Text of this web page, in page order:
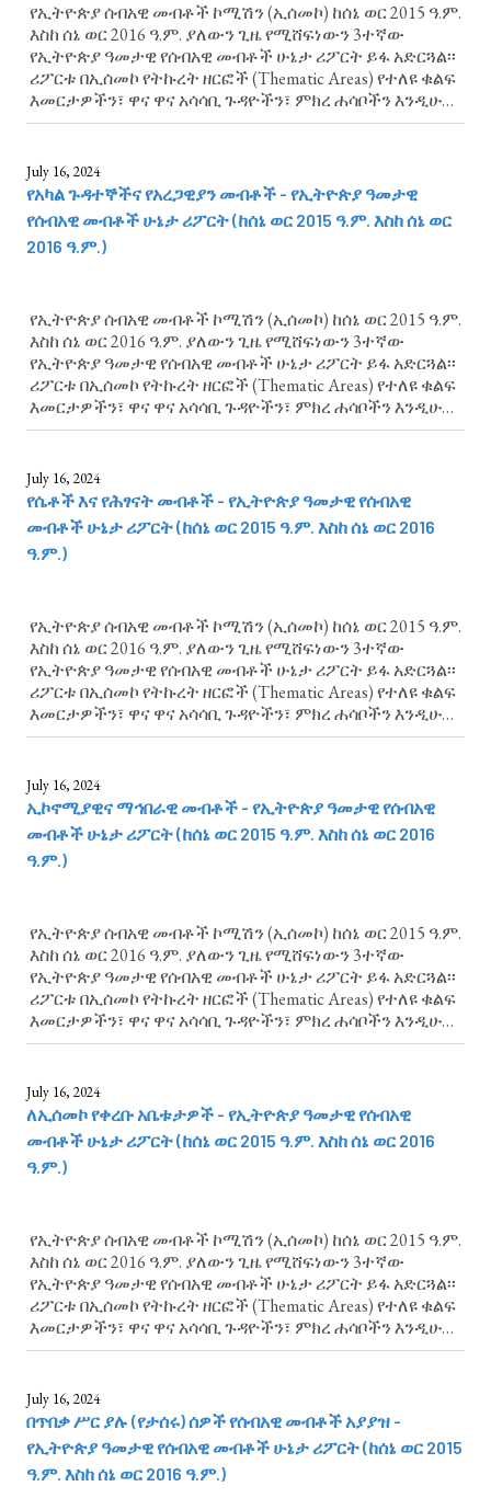
የኢትዮጵያ ሰብአዊ መብቶች ኮሚሽን (ኢሰመኮ) ከሰኔ ወር 2015 ዓ.ም.
እስከ ሰኔ ወር 2016 ዓ.ም. ያለውን ጊዜ የሚሸፍነውን 3ተኛው
የኢትዮጵያ ዓመታዊ የሰብአዊ መብቶች ሁኔታ ሪፖርት ይፋ አድርጓል፡፡
ሪፖርቱ በኢሰመኮ የትኩረት ዘርፎች (Thematic Areas) የተለዩ ቁልፍ
እመርታዎችን፣ ዋና ዋና አሳሳቢ ጉዳዮችን፣ ምክረ ሐሳቦችን እንዲሁም
ልዩ ትኩረት የሚሹ የሰብአዊ መብቶች ጉዳዮች አካትቷል።
July 16, 2024
የአካል ጉዳተኞችና የአረጋዊያን መብቶች - የኢትዮጵያ ዓመታዊ
የሰብአዊ መብቶች ሁኔታ ሪፖርት (ከሰኔ ወር 2015 ዓ.ም. እስከ ሰኔ ወር
2016 ዓ.ም.)
የኢትዮጵያ ሰብአዊ መብቶች ኮሚሽን (ኢሰመኮ) ከሰኔ ወር 2015 ዓ.ም.
እስከ ሰኔ ወር 2016 ዓ.ም. ያለውን ጊዜ የሚሸፍነውን 3ተኛው
የኢትዮጵያ ዓመታዊ የሰብአዊ መብቶች ሁኔታ ሪፖርት ይፋ አድርጓል፡፡
ሪፖርቱ በኢሰመኮ የትኩረት ዘርፎች (Thematic Areas) የተለዩ ቁልፍ
እመርታዎችን፣ ዋና ዋና አሳሳቢ ጉዳዮችን፣ ምክረ ሐሳቦችን እንዲሁም
ልዩ ትኩረት የሚሹ የሰብአዊ መብቶች ጉዳዮች አካትቷል። የአካል
July 16, 2024
የሴቶች እና የሕፃናት መብቶች - የኢትዮጵያ ዓመታዊ የሰብአዊ
መብቶች ሁኔታ ሪፖርት (ከሰኔ ወር 2015 ዓ.ም. እስከ ሰኔ ወር 2016
ዓ.ም.)
የኢትዮጵያ ሰብአዊ መብቶች ኮሚሽን (ኢሰመኮ) ከሰኔ ወር 2015 ዓ.ም.
እስከ ሰኔ ወር 2016 ዓ.ም. ያለውን ጊዜ የሚሸፍነውን 3ተኛው
የኢትዮጵያ ዓመታዊ የሰብአዊ መብቶች ሁኔታ ሪፖርት ይፋ አድርጓል፡፡
ሪፖርቱ በኢሰመኮ የትኩረት ዘርፎች (Thematic Areas) የተለዩ ቁልፍ
እመርታዎችን፣ ዋና ዋና አሳሳቢ ጉዳዮችን፣ ምክረ ሐሳቦችን እንዲሁም
ልዩ ትኩረት የሚሹ የሰብአዊ መብቶች ጉዳዮች አካትቷል። የሴቶች እና
July 16, 2024
ኢኮኖሚያዊና ማኅበራዊ መብቶች - የኢትዮጵያ ዓመታዊ የሰብአዊ
መብቶች ሁኔታ ሪፖርት (ከሰኔ ወር 2015 ዓ.ም. እስከ ሰኔ ወር 2016
ዓ.ም.)
የኢትዮጵያ ሰብአዊ መብቶች ኮሚሽን (ኢሰመኮ) ከሰኔ ወር 2015 ዓ.ም.
እስከ ሰኔ ወር 2016 ዓ.ም. ያለውን ጊዜ የሚሸፍነውን 3ተኛው
የኢትዮጵያ ዓመታዊ የሰብአዊ መብቶች ሁኔታ ሪፖርት ይፋ አድርጓል፡፡
ሪፖርቱ በኢሰመኮ የትኩረት ዘርፎች (Thematic Areas) የተለዩ ቁልፍ
እመርታዎችን፣ ዋና ዋና አሳሳቢ ጉዳዮችን፣ ምክረ ሐሳቦችን እንዲሁም
ልዩ ትኩረት የሚሹ የሰብአዊ መብቶች ጉዳዮች አካትቷል።
July 16, 2024
ለኢሰመኮ የቀረቡ አቤቱታዎች - የኢትዮጵያ ዓመታዊ የሰብአዊ
መብቶች ሁኔታ ሪፖርት (ከሰኔ ወር 2015 ዓ.ም. እስከ ሰኔ ወር 2016
ዓ.ም.)
የኢትዮጵያ ሰብአዊ መብቶች ኮሚሽን (ኢሰመኮ) ከሰኔ ወር 2015 ዓ.ም.
እስከ ሰኔ ወር 2016 ዓ.ም. ያለውን ጊዜ የሚሸፍነውን 3ተኛው
የኢትዮጵያ ዓመታዊ የሰብአዊ መብቶች ሁኔታ ሪፖርት ይፋ አድርጓል፡፡
ሪፖርቱ በኢሰመኮ የትኩረት ዘርፎች (Thematic Areas) የተለዩ ቁልፍ
እመርታዎችን፣ ዋና ዋና አሳሳቢ ጉዳዮችን፣ ምክረ ሐሳቦችን እንዲሁም
ልዩ ትኩረት የሚሹ የሰብአዊ መብቶች ጉዳዮች አካትቷል። ለኢሰመኮ
July 16, 2024
በጥበቃ ሥር ያሉ (የታሰሩ) ሰዎች የሰብአዊ መብቶች አያያዝ -
የኢትዮጵያ ዓመታዊ የሰብአዊ መብቶች ሁኔታ ሪፖርት (ከሰኔ ወር 2015
ዓ.ም. እስከ ሰኔ ወር 2016 ዓ.ም.)